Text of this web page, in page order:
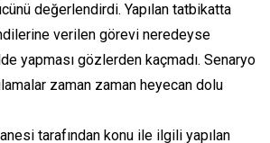
değerlendirdi. Yapılan tatbikatta
verilen görevi neredeyse
yapması gözlerden kaçmadı. Senaryo
zaman zaman heyecan dolu
tarafından konu ile ilgili yapılan